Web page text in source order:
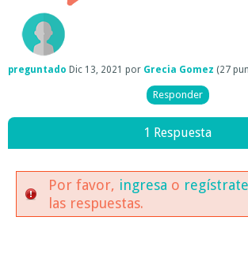
preguntado Dic 13, 2021 por Grecia Gomez (27
1 Respuesta
Por favor, ingresa o regístrate
las respuestas.